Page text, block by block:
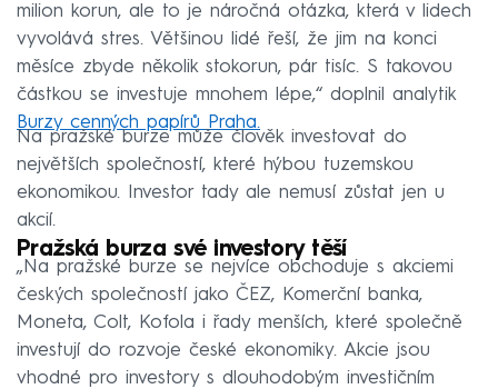
milion korun, ale to je náročná otázka, která v lidech
vyvolává stres. Většinou lidé řeší, že jim na konci
měsíce zbyde několik stokorun, pár tisíc. S takovou
částkou se investuje mnohem lépe,“ doplnil analytik
Burzy cenných papírů Praha.
Na pražské burze může člověk investovat do
největších společností, které hýbou tuzemskou
ekonomikou. Investor tady ale nemusí zůstat jen u
akcií.
Pražská burza své investory těší
„Na pražské burze se nejvíce obchoduje s akciemi
českých společností jako ČEZ, Komerční banka,
Moneta, Colt, Kofola i řady menších, které společně
investují do rozvoje české ekonomiky. Akcie jsou
vhodné pro investory s dlouhodobým investičním